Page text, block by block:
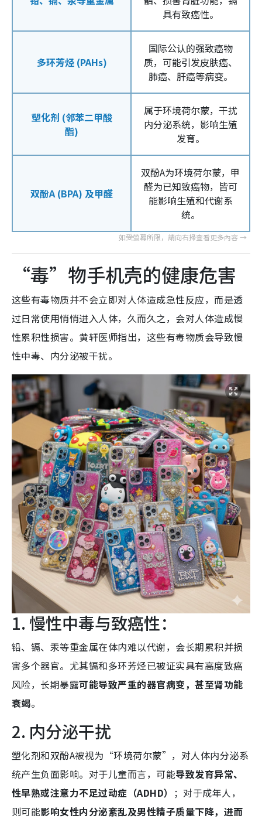
具有致癌性。
多环芳烃 (PAHs)
国际公认的强致癌物
质，可能引发皮肤癌、
肺癌、肝癌等病变。
塑化剂 (邻苯二甲酸
酯)
属于环境荷尔蒙，干扰
内分泌系统，影响生殖
发育。
双酚A (BPA) 及甲醛
双酚A为环境荷尔蒙，甲
醛为已知致癌物，皆可
能影响生殖和代谢系
统。
“毒”物手机壳的健康危害
这些有毒物质并不会立即对人体造成急性反应，而是透
过日常使用悄悄进入人体，久而久之，会对人体造成慢
性累积性损害。黄轩医师指出，这些有毒物质会导致慢
性中毒、内分泌被干扰。
1. 慢性中毒与致癌性：
铅、镉、汞等重金属在体内难以代谢，会长期累积并损
害多个器官。尤其镉和多环芳烃已被证实具有高度致癌
风险，长期暴露可能导致严重的器官病变，甚至肾功能
衰竭。
2. 内分泌干扰
塑化剂和双酚A被视为“环境荷尔蒙”，对人体内分泌系
统产生负面影响。对于儿童而言，可能导致发育异常、
性早熟或注意力不足过动症（ADHD）
；对于成年人，
则可能影响女性内分泌紊乱及男性精子质量下降，进而